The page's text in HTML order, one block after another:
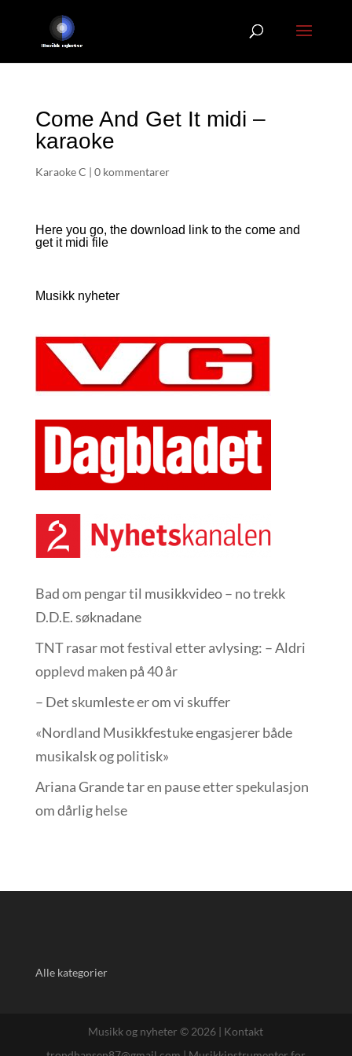
Come And Get It midi –
karaoke
Karaoke C | 0 kommentarer
Here you go, the download link to the come and
get it midi file
Musikk nyheter
Bad om pengar til musikkvideo – no trekk
D.D.E. søknadane
TNT rasar mot festival etter avlysing: – Aldri
opplevd maken på 40 år
– Det skumleste er om vi skuffer
«Nordland Musikkfest­uke engasjerer både
musikalsk og politisk»
Ariana Grande tar en pause etter spekulasjon
om dårlig helse
Alle kategorier
Musikk og nyheter © 2026 | Kontakt